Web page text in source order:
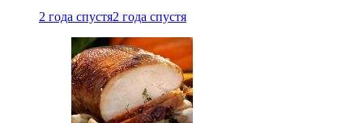
2 года спустя2 года спустя